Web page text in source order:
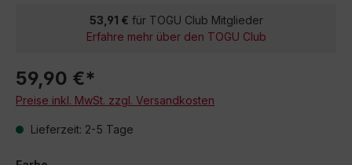
53,91 € für TOGU Club Mitglieder
Erfahre mehr über den TOGU Club
59,90 €*
Preise inkl. MwSt. zzgl. Versandkosten
Lieferzeit: 2-5 Tage